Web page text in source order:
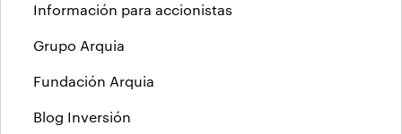
Información para accionistas
Grupo Arquia
Fundación Arquia
Blog Inversión